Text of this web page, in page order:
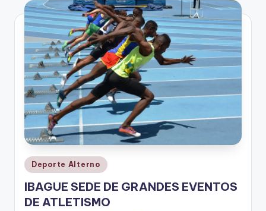
V
n
o
ti
n
t
o
Publicado
en
Deporte Alterno
IBAGUE SEDE DE GRANDES EVENTOS
DE ATLETISMO